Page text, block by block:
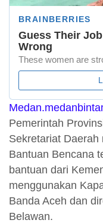
Pemerintah
Sekretariat Daerah
Bantuan Bencana
bantuan dari
menggunakan
Banda Aceh dan
Belawan.